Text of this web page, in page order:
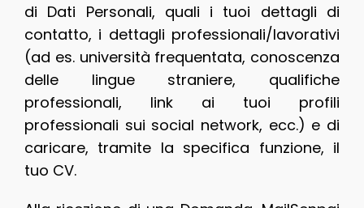
di Dati Personali, quali i tuoi dettagli di
contatto, i dettagli professionali/lavorativi
(ad es. università frequentata, conoscenza
delle lingue straniere, qualifiche
professionali, link ai tuoi profili
professionali sui social network, ecc.) e di
caricare, tramite la specifica funzione, il
tuo CV.